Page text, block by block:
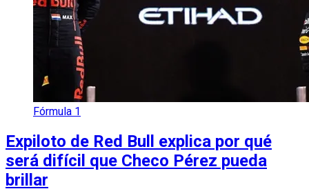
Fórmula 1
Expiloto de Red Bull explica por qué
será difícil que Checo Pérez pueda
brillar